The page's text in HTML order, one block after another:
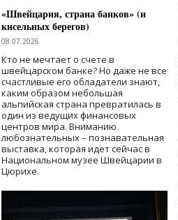
«Швейцария, страна банков» (и
кисельных берегов)
08.07.2026
Кто не мечтает о счете в
швейцарском банке? Но даже не все
счастливые его обладатели знают,
каким образом небольшая
альпийская страна превратилась в
один из ведущих финансовых
центров мира. Вниманию
любознательных – познавательная
выставка, которая идет сейчас в
Национальном музее Швейцарии в
Цюрихе.